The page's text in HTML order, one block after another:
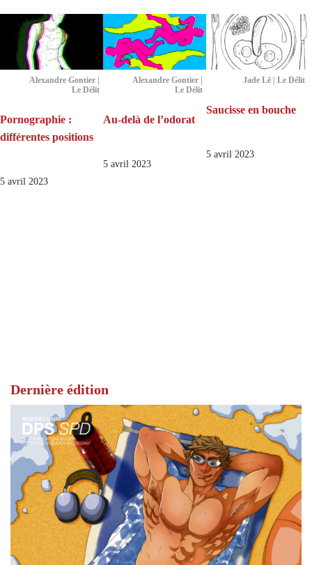
Alexandre Gontier |
Le Délit
Pornographie :
différentes positions
5 avril 2023
Alexandre Gontier |
Le Délit
Au-delà de l’odorat
5 avril 2023
Jade Lê | Le Délit
Saucisse en bouche
5 avril 2023
Dernière édition